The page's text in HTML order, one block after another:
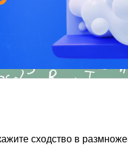
сходство в